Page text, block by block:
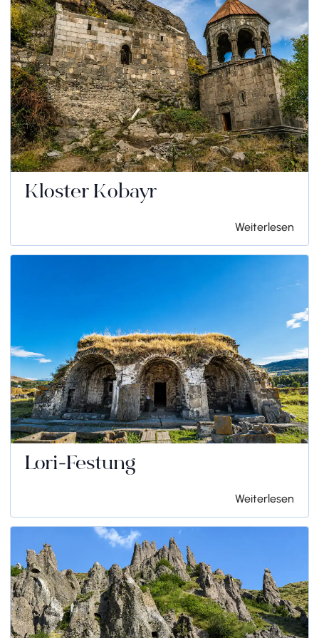
Kloster Kobayr
Weiterlesen
Lori-Festung
Weiterlesen